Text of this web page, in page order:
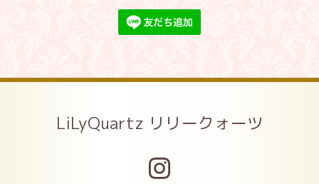
LiLyQuartz リリークォーツ